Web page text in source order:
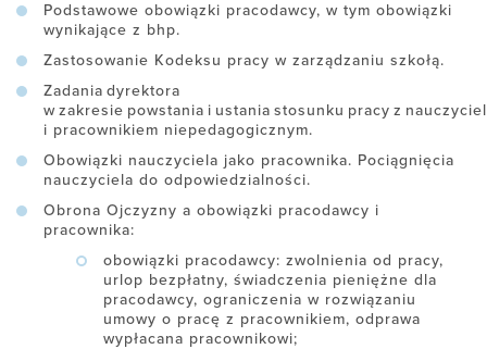
Podstawowe obowiązki pracodawcy, w tym obowiązki
wynikające z bhp.
Zastosowanie Kodeksu pracy w zarządzaniu szkołą.
Zadania dyrektora
w zakresie powstania i ustania stosunku pracy z
i pracownikiem niepedagogicznym.
Obowiązki nauczyciela jako pracownika. Pociągnięcia
nauczyciela do odpowiedzialności.
Obrona Ojczyzny a obowiązki pracodawcy i
pracownika:
obowiązki pracodawcy: zwolnienia od pracy,
urlop bezpłatny, świadczenia pieniężne dla
pracodawcy, ograniczenia w rozwiązaniu
umowy o pracę z pracownikiem, odprawa
wypłacana pracownikowi;